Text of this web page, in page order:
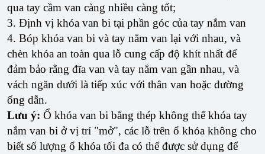
qua tay cầm van càng nhiều càng tốt;
3. Định vị khóa van bi tại phần góc của tay nắm van
4. Bóp khóa van bi và tay nắm van lại với nhau, và
chèn khóa an toàn qua lỗ cung cấp độ khít nhất để
đảm bảo rằng đĩa van và tay nắm van gần nhau, và
vách ngăn dưới là tiếp xúc với thân van hoặc đường
ống dẫn.
Lưu ý: Ổ khóa van bi bằng thép không thể khóa tay
nắm van bi ở vị trí "mở", các lỗ trên ổ khóa không cho
biết số lượng ổ khóa tối đa có thể được sử dụng để